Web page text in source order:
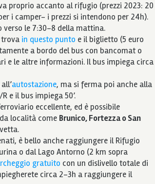
proprio accanto al rifugio (prezzi 2023: 20
i camper- i prezzi si intendono per 24h).
verso le 7:30-8 della mattina.
in questo punto e il biglietto (5 euro
a bordo del bus con bancomat o
e le altre informazioni. Il bus impiega circa
autostazione, ma si ferma poi anche alla
e il bus impiega 50’.
eccellente, ed è possibile
località come Brunico, Fortezza o San
è bello anche raggiungere il Rifugio
o dal Lago Antorno (2 km sopra
gratuito con un dislivello totale di
circa 2-3h a raggiungere il